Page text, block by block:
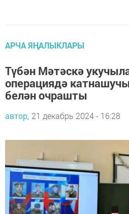
АРЧА ЯҢАЛЫКЛАРЫ
Түбән Мәтәскә
операциядә
белән очрашты
автор, 21 декабрь 2024 - 16:28